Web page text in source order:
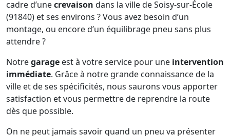
cadre d’unecrevaison dans la ville de Soisy-sur-École
(91840) et ses environs ? Vous avez besoin d’un
montage, ou encore d’un équilibrage pneu sans plus
attendre ?
Notregarage est à votre service pour une intervention
immédiate. Grâce à notre grande connaissance de la
ville et de ses spécificités, nous saurons vous apporter
satisfaction et vous permettre de reprendre la route
dès que possible.
On ne peut jamais savoir quand un pneu va présenter